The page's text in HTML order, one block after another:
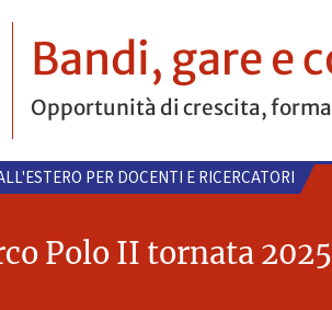
Bandi, gare e
Opportunità di crescita,
PER DOCENTI E RICERCATORI
Polo II tornata